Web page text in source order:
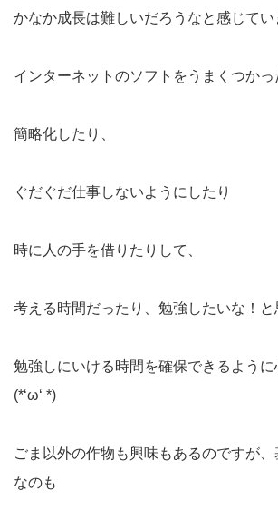
かなか成長は難しいだろうなと感じてい
インターネットのソフトをうまくつかっ
簡略化したり、
ぐだぐだ仕事しないようにしたり
時に人の手を借りたりして、
考える時間だったり、勉強したいな！と
勉強しにいける時間を確保できるよう
(*‘ω‘ *)
ごま以外の作物も興味もあるのですが
なのも